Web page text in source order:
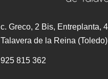
c. Greco, 2 Bis, Entreplanta,
Talavera de la Reina (Toledo)
925 815 362